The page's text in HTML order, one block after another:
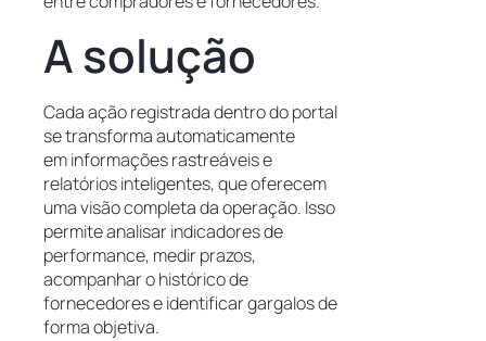
A solução
Cada ação registrada dentro do portal
se transforma automaticamente
em informações rastreáveis e
relatórios inteligentes, que oferecem
uma visão completa da operação. Isso
permite analisar indicadores de
performance, medir prazos,
acompanhar o histórico de
fornecedores e identificar gargalos de
forma objetiva.